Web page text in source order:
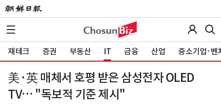
재테크 증권 부동산 IT 금융 산업 중소기업·벤
美·英 매체서 호평 받은 삼성전자 OLED
TV… "독보적 기준 제시"